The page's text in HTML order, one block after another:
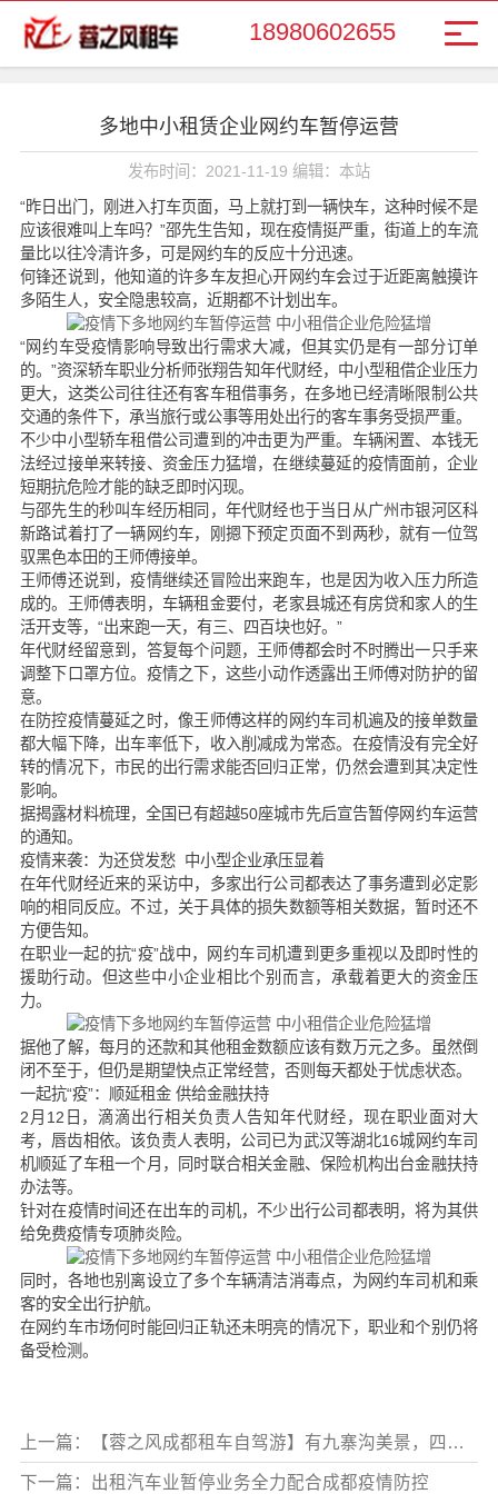
18980602655
多地中小租赁企业网约车暂停运营
发布时间：2021-11-19 编辑：本站
“昨日出门，刚进入打车页面，马上就打到一辆快车，这种时候不是
应该很难叫上车吗？”邵先生告知，现在疫情挺严重，街道上的车流
量比以往冷清许多，可是网约车的反应十分迅速。
何锋还说到，他知道的许多车友担心开网约车会过于近距离触摸许
多陌生人，安全隐患较高，近期都不计划出车。
“网约车受疫情影响导致出行需求大减，但其实仍是有一部分订单
的。”资深轿车职业分析师张翔告知年代财经，中小型租借企业压力
更大，这类公司往往还有客车租借事务，在多地已经清晰限制公共
交通的条件下，承当旅行或公事等用处出行的客车事务受损严重。
不少中小型轿车租借公司遭到的冲击更为严重。车辆闲置、本钱无
法经过接单来转接、资金压力猛增，在继续蔓延的疫情面前，企业
短期抗危险才能的缺乏即时闪现。
与邵先生的秒叫车经历相同，年代财经也于当日从广州市银河区科
新路试着打了一辆网约车，刚摁下预定页面不到两秒，就有一位驾
驭黑色本田的王师傅接单。
王师傅还说到，疫情继续还冒险出来跑车，也是因为收入压力所造
成的。王师傅表明，车辆租金要付，老家县城还有房贷和家人的生
活开支等，“出来跑一天，有三、四百块也好。”
年代财经留意到，答复每个问题，王师傅都会时不时腾出一只手来
调整下口罩方位。疫情之下，这些小动作透露出王师傅对防护的留
意。
在防控疫情蔓延之时，像王师傅这样的网约车司机遍及的接单数量
都大幅下降，出车率低下，收入削减成为常态。在疫情没有完全好
转的情况下，市民的出行需求能否回归正常，仍然会遭到其决定性
影响。
据揭露材料梳理，全国已有超越50座城市先后宣告暂停网约车运营
的通知。
疫情来袭：为还贷发愁 中小型企业承压显着
在年代财经近来的采访中，多家出行公司都表达了事务遭到必定影
响的相同反应。不过，关于具体的损失数额等相关数据，暂时还不
方便告知。
在职业一起的抗“疫”战中，网约车司机遭到更多重视以及即时性的
援助行动。但这些中小企业相比个别而言，承载着更大的资金压
力。
据他了解，每月的还款和其他租金数额应该有数万元之多。虽然倒
闭不至于，但仍是期望快点正常经营，否则每天都处于忧虑状态。
一起抗“疫”：顺延租金 供给金融扶持
2月12日，滴滴出行相关负责人告知年代财经，现在职业面对大
考，唇齿相依。该负责人表明，公司已为武汉等湖北16城网约车司
机顺延了车租一个月，同时联合相关金融、保险机构出台金融扶持
办法等。
针对在疫情时间还在出车的司机，不少出行公司都表明，将为其供
给免费疫情专项肺炎险。
同时，各地也别离设立了多个车辆清洁消毒点，为网约车司机和乘
客的安全出行护航。
在网约车市场何时能回归正轨还未明亮的情况下，职业和个别仍将
备受检测。
上一篇：【蓉之风成都租车自驾游】有九寨沟美景，四川还有这样漂亮的地方
下一篇：出租汽车业暂停业务全力配合成都疫情防控